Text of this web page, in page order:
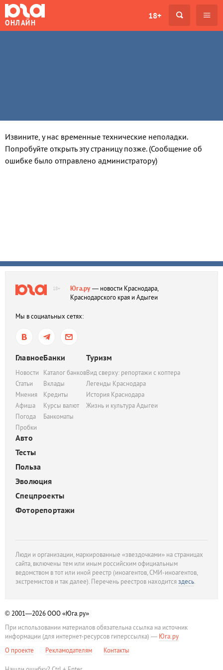
ОНЛАЙН
18+
Извините, у нас временные технические неполадки.
Попробуйте открыть эту страницу позже. (Сообщение об
ошибке было отправлено администратору)
18+ Юга.ру— новости Краснодара,
Краснодарского края и Адыгеи
Мы в социальных сетях:
Главное
Новости
Статьи
Мнения
Афиша
Погода
Пробки
Банки
Каталог банков
Вклады
Кредиты
Курсы валют
Банкоматы
Туризм
Вид сверху: репортажи с коптера
Легенды Краснодара
История Краснодара
Жизнь и культура Адыгеи
Авто
Тесты
Польза
Эволюция
Спецпроекты
Фоторепортажи
Люди и организации, маркированные «звездочками» на страницах
сайта, включены тем или иным российским официальным
ведомством в тот или иной реестр (иноагентов, СМИ-иноагентов,
экстремистов и так далее). Перечень реестров находитсяздесь.
© 2001—2026ООО «Юга.ру»
При использовании материалов обязательна ссылка на источник
информации (для интернет-ресурсов гиперссылка) — Юга.ру
О проекте
Рекламодателям Контакты